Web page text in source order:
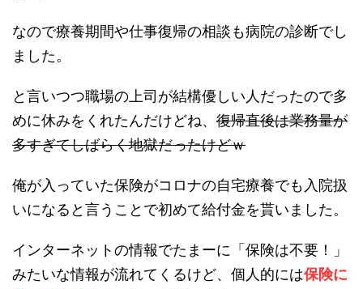
なので療養期間や仕事復帰の相談も病院の診断でし
ました。
と言いつつ職場の上司が結構優しい人だったので多
めに休みをくれたんだけどね、 復帰直後は業務量が
多すぎてしばらく地獄だったけどｗ
俺が入っていた保険がコロナの自宅療養でも入院扱
いになると言うことで初めて給付金を貰いました。
インターネットの情報でたまーに「保険は不要！」
みたいな情報が流れてくるけど、個人的には保険に